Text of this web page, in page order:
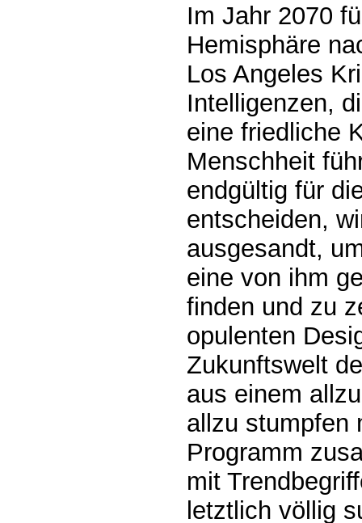
Im Jahr 2070
Hemisphäre
Los Angeles
Intelligenzen,
eine friedliche
Menschheit
endgültig für
entscheiden,
ausgesandt,
eine von ihm
finden und zu
opulenten
Zukunftswelt
aus einem
allzu stumpfen
Programm
mit
letztlich völlig